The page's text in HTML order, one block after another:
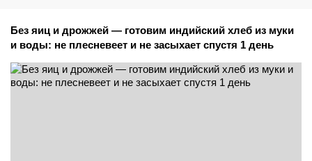
Без яиц и дрожжей — готовим индийский хлеб из муки
и воды: не плесневеет и не засыхает спустя 1 день